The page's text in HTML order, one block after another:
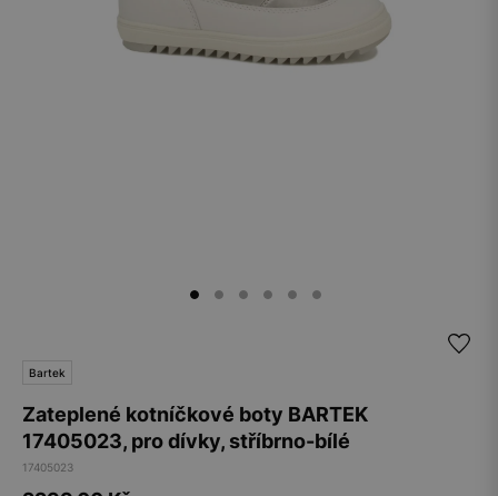
Bartek
Zateplené kotníčkové boty BARTEK
17405023, pro dívky, stříbrno-bílé
17405023